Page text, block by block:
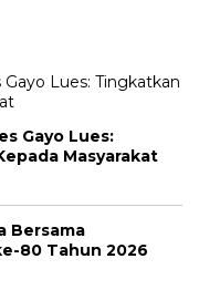
Gayo Lues:
Masyarakat
Bersama
80 Tahun 2026